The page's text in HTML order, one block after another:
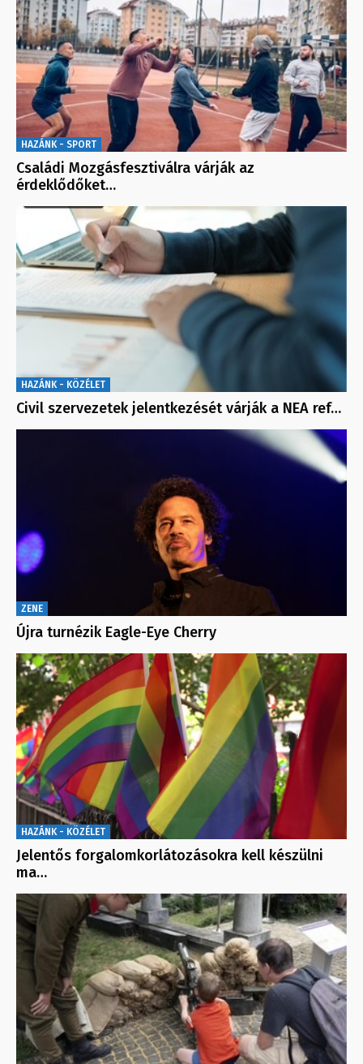
HAZÁNK - SPORT
Családi Mozgásfesztiválra várják az
érdeklődőket…
HAZÁNK - KÖZÉLET
Civil szervezetek jelentkezését várják a NEA ref…
ZENE
Újra turnézik Eagle-Eye Cherry
HAZÁNK - KÖZÉLET
Jelentős forgalomkorlátozásokra kell készülni
ma…